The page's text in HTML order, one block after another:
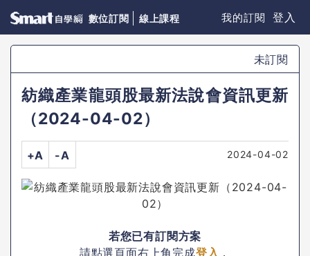
數位訂閱 線上課程 我的訂閱 登入
未訂閱
紡織產業龍頭股最新法說會資訊更新
（2024-04-02）
+A -A 2024-04-02
若您已有訂閱方案
請點選頁面右上角完成登入 ，